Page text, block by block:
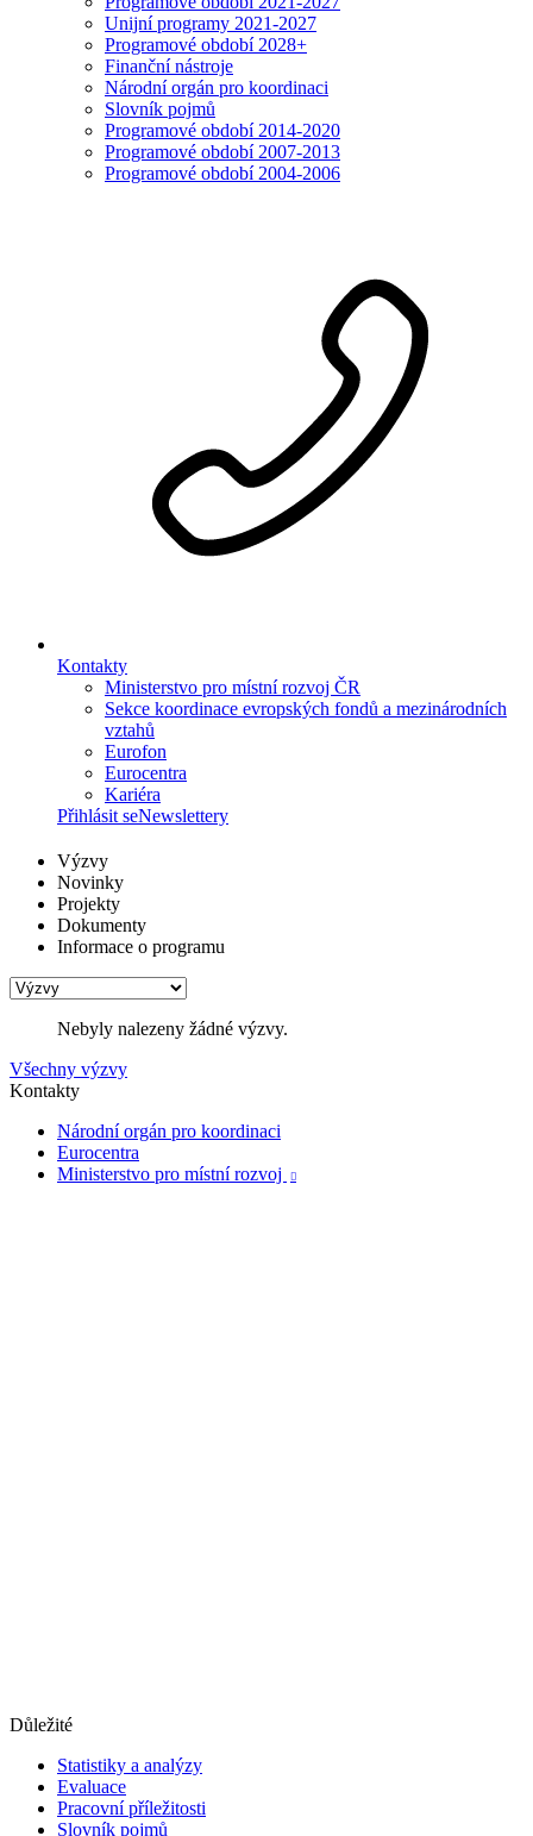
Unijní programy 2021-2027
Programové období 2028+
Finanční nástroje
Národní orgán pro koordinaci
Slovník pojmů
Programové období 2014-2020
Programové období 2007-2013
Programové období 2004-2006
Kontakty
Ministerstvo pro místní rozvoj ČR
Sekce koordinace evropských fondů a mezinárodních
vztahů
Eurofon
Eurocentra
Kariéra
Přihlásit seNewslettery
Výzvy
Novinky
Projekty
Dokumenty
Informace o programu
Nebyly nalezeny žádné výzvy.
Všechny výzvy
Kontakty
Národní orgán pro koordinaci
Eurocentra
Ministerstvo pro místní rozvoj

Důležité
Statistiky a analýzy
Evaluace
Pracovní příležitosti
Slovník pojmů